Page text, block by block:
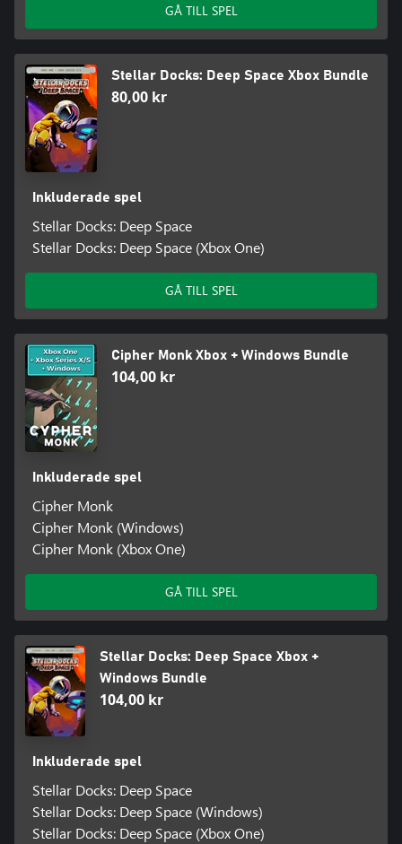
GÅ TILL SPEL
Stellar Docks: Deep Space Xbox Bundle
80,00 kr
Inkluderade spel
Stellar Docks: Deep Space
Stellar Docks: Deep Space (Xbox One)
GÅ TILL SPEL
Cipher Monk Xbox + Windows Bundle
104,00 kr
Inkluderade spel
Cipher Monk
Cipher Monk (Windows)
Cipher Monk (Xbox One)
GÅ TILL SPEL
Stellar Docks: Deep Space Xbox +
Windows Bundle
104,00 kr
Inkluderade spel
Stellar Docks: Deep Space
Stellar Docks: Deep Space (Windows)
Stellar Docks: Deep Space (Xbox One)